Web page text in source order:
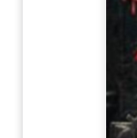
Tankönyv,